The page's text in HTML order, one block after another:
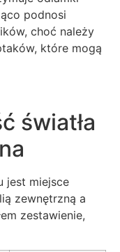
podnosi
choć należy
które mogą
światła
jest miejsce
zewnętrzną a
zestawienie,